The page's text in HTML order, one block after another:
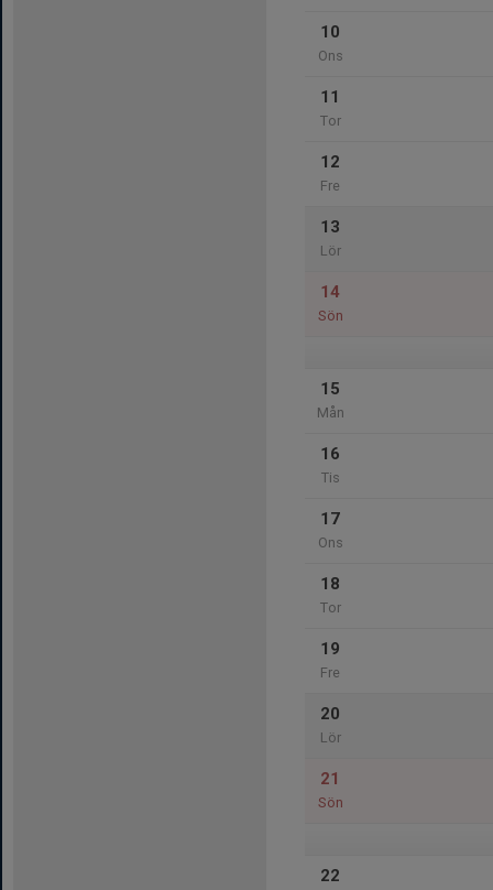
10
Ons
11
Tor
12
Fre
13
Lör
14
Sön
15
Mån
16
Tis
17
Ons
18
Tor
19
Fre
20
Lör
21
Sön
22